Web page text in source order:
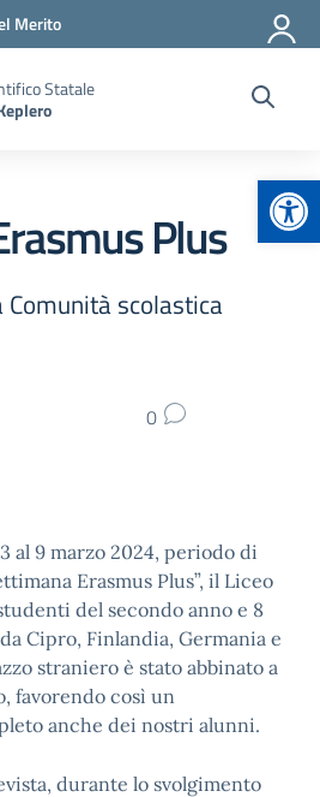
Merito
Statale
Plus
scolastica
0
al 9 marzo 2024, periodo di
Erasmus Plus”, il Liceo
del secondo anno e 8
Cipro, Finlandia, Germania e
straniero è stato abbinato a
favorendo così un
anche dei nostri alunni.
durante lo svolgimento